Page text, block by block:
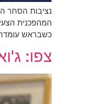
נציבות הסחר
המהפכנית
כשבראש
צפו: